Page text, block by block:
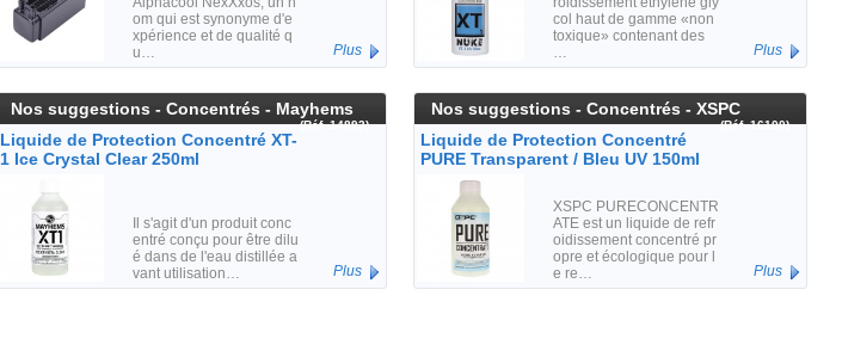
om qui est synonyme d'e
xpérience et de qualité q
u…
Plus
col haut de gamme «non
toxique» contenant des
…
Plus
Nos suggestions - Concentrés - Mayhems
(Réf. 14893)
Liquide de Protection Concentré XT-
1 Ice Crystal Clear 250ml
Il s'agit d'un produit conc
entré conçu pour être dilu
é dans de l'eau distillée a
vant utilisation…
Plus
Nos suggestions - Concentrés - XSPC
(Réf. 16100)
Liquide de Protection Concentré
PURE Transparent / Bleu UV 150ml
XSPC PURECONCENTR
ATE est un liquide de refr
oidissement concentré pr
opre et écologique pour l
e re…
Plus